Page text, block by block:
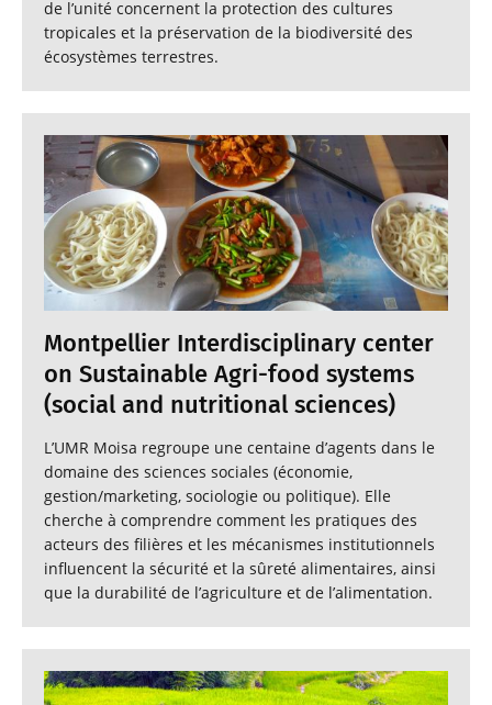
de l’unité concernent la protection des cultures
tropicales et la préservation de la biodiversité des
écosystèmes terrestres.
Montpellier Interdisciplinary center
on Sustainable Agri-food systems
(social and nutritional sciences)
L’UMR Moisa regroupe une centaine d’agents dans le
domaine des sciences sociales (économie,
gestion/marketing, sociologie ou politique). Elle
cherche à comprendre comment les pratiques des
acteurs des filières et les mécanismes institutionnels
influencent la sécurité et la sûreté alimentaires, ainsi
que la durabilité de l’agriculture et de l’alimentation.